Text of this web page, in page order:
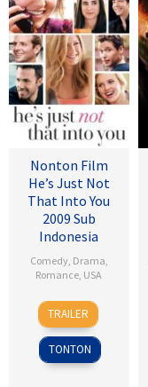
Nonton Film
He’s Just Not
That Into You
2009 Sub
Indonesia
Comedy, Drama,
Romance, USA
6
Feb
2009
Ken
Kwapis
TRAILER
TONTON